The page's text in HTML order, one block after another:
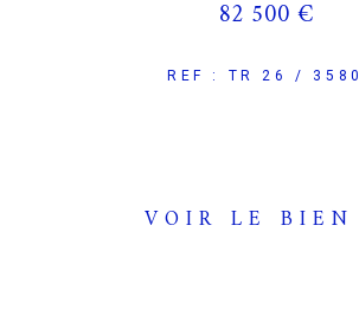
82 500 €
REF : TR 26 / 3580
VOIR LE BIEN